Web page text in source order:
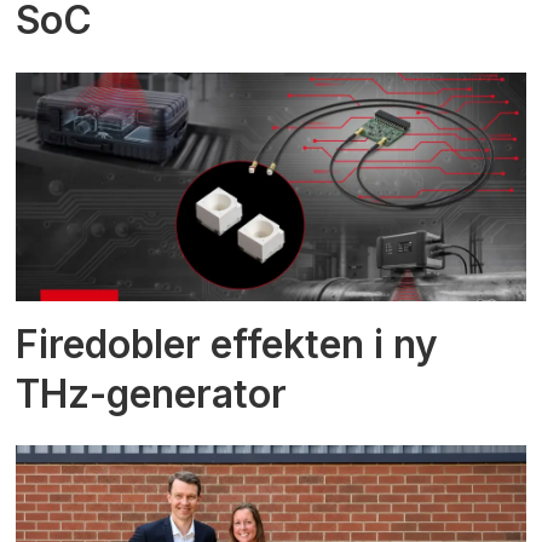
SoC
Firedobler effekten i ny
THz-generator